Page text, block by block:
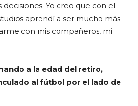
Yo creo que con el
aprendí a ser mucho más
con mis compañeros, mi
a la edad del retiro,
al fútbol por el lado de